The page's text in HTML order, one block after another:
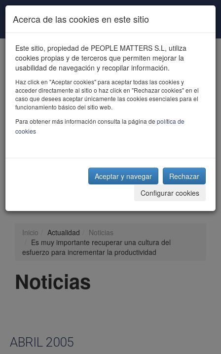
Pasar al contenido principal
powered by talent
Inicio Actualidad
Noticias
Es muy importante recuperar una cultura del
esfuerzo para incrementar la productividad
Noticias
ABRIL 2005
Acerca de las cookies en este sitio
Este sitio, propiedad de PEOPLE MATTERS S.L, utiliza
cookies propias y de terceros que permiten mejorar la
usabilidad de navegación y recopilar información.
Haz click en "Aceptar cookies" para aceptar todas las cookies y
acceder directamente al sitio o haz click en "Rechazar cookies" en el
caso que desees aceptar únicamente las cookies esenciales para el
funcionamiento básico del sitio web.
Para obtener más información consulta la página de política de
cookies
Aceptar y navegar
Rechazar
Configurar cookies